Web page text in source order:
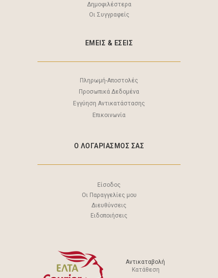
Δημοφιλέστερα
Οι Συγγραφείς
ΕΜΕΙΣ & EΣΕΙΣ
Πληρωμή-Αποστολές
Προσωπικά Δεδομένα
Εγγύηση Αντικατάστασης
Επικοινωνία
Ο ΛΟΓΑΡΙΑΣΜΟΣ ΣΑΣ
Είσοδος
Οι Παραγγελίες μου
Διευθύνσεις
Ειδοποιήσεις
Αντικαταβολή
Κατάθεση